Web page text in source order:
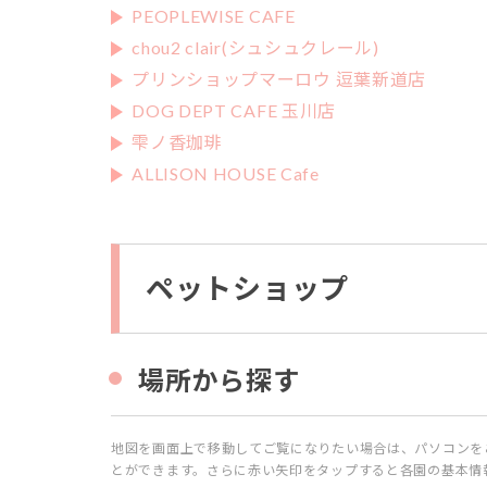
探
す
4.2
施
名
探
PEOPLEWISE CAFE
chou2 clair(シュシュクレール)
プリンショップマーロウ 逗葉新道店
DOG DEPT CAFE 玉川店
雫ノ香珈琲
ALLISON HOUSE Cafe
ペットショップ
場所から探す
地図を画面上で移動してご覧になりたい場合は、パソコン
とができます。さらに赤い矢印をタップすると各園の基本